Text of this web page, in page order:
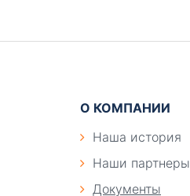
О КОМПАНИИ
Наша история
Наши партнеры
Документы